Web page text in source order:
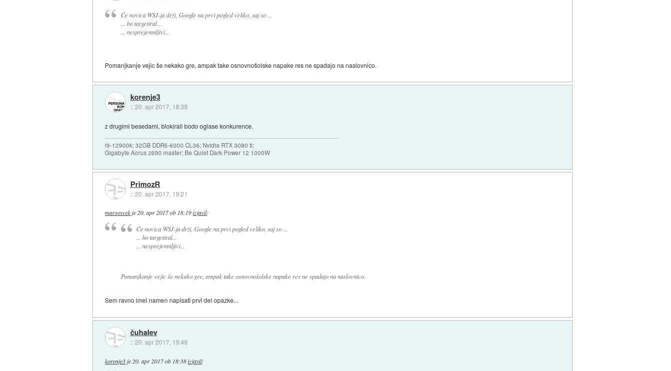
Če novica WSJ-ja drži, Google na prvi pogled veliko, saj so ...
... bo targetiral...
... nesprejemnljivi...
Pomanjkanje vejic še nekako gre, ampak take osnovnošolske napake res ne spadajo na naslovnico.
korenje3
::20. apr 2017, 18:38
z drugimi besedami, blokirali bodo oglase konkurence.
i9-12900k; 32GB DDR5-6000 CL36; Nvidia RTX 3080 ti;
Gigabyte Aorus z690 master; Be Quiet Dark Power 12 1000W
PrimozR
::20. apr 2017, 19:21
marsovcekje20. apr 2017 ob 18:19 izjavil:
Če novica WSJ-ja drži, Google na prvi pogled veliko, saj so ...
... bo targetiral...
... nesprejemnljivi...
Pomanjkanje vejic še nekako gre, ampak take osnovnošolske napake res ne spadajo na naslovnico.
Sem ravno imel namen napisati prvi del opazke...
čuhalev
::20. apr 2017, 19:46
korenje3 je 20. apr 2017 ob 18:38 izjavil: